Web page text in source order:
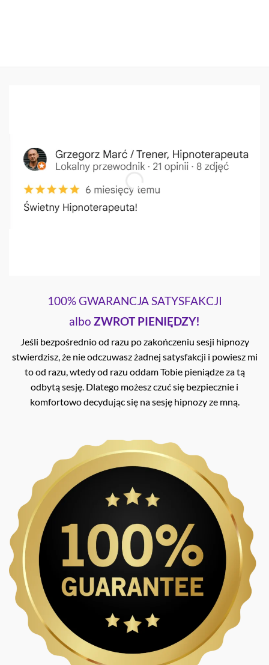
100% GWARANCJA SATYSFAKCJI
albo ZWROT PIENIĘDZY!
Jeśli bezpośrednio od razu po zakończeniu sesji hipnozy
stwierdzisz, że nie odczuwasz żadnej satysfakcji i powiesz mi
to od razu, wtedy od razu oddam Tobie pieniądze za tą
odbytą sesję. Dlatego możesz czuć się bezpiecznie i
komfortowo decydując się na sesję hipnozy ze mną.